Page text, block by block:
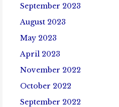
September 2023
August 2023
May 2023
April 2023
November 2022
October 2022
September 2022